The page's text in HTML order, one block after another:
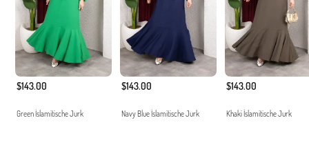
$143.00
Green İslamitische Jurk
$143.00
Navy Blue İslamitische Jurk
$143.00
Khaki İslamitische Jurk